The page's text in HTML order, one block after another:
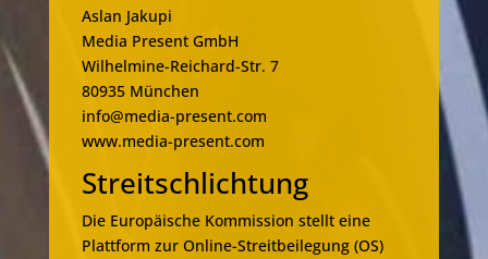
Aslan Jakupi
Media Present GmbH
Wilhelmine-Reichard-Str. 7
80935 München
info@media-present.com
www.media-present.com
Streitschlichtung
Die Europäische Kommission stellt eine
Plattform zur Online-Streitbeilegung (OS)